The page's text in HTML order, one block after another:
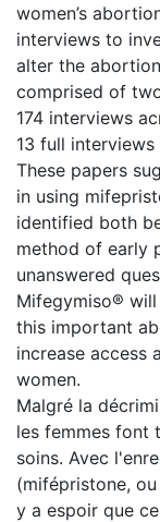
women’s
interviews to
alter the
comprised of
174 interviews
13 full
These papers
in using
identified both
method of early
unanswered
Mifegymiso®
this important
increase access
women.
Malgré la
les femmes font
soins. Avec
(mifépristone,
y a espoir que